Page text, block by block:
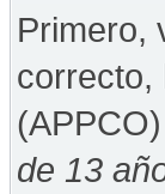
Primero,
correcto,
de 13